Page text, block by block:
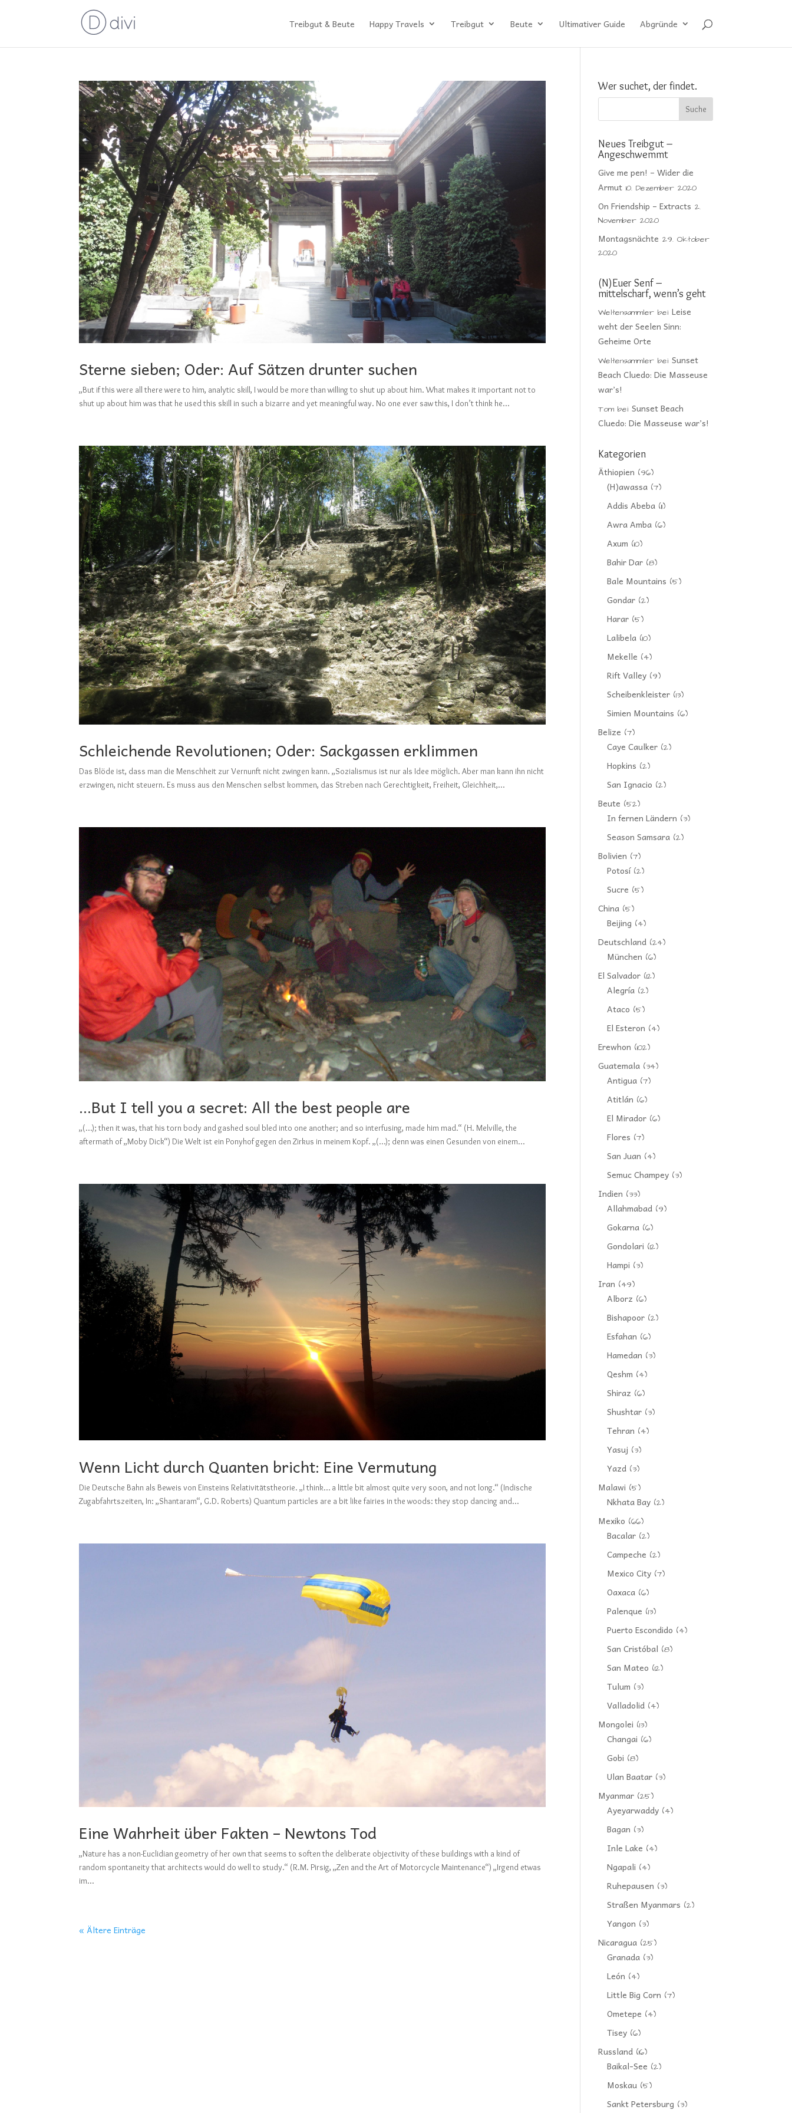
Treibgut & Beute Happy Travels Treibgut Beute Ultimativer Guide Abgründe
Sterne sieben; Oder: Auf Sätzen drunter suchen
„But if this were all there were to him, analytic skill, I would be more than willing to shut up about him. What makes it important not to
shut up about him was that he used this skill in such a bizarre and yet meaningful way. No one ever saw this, I don’t think he...
Schleichende Revolutionen; Oder: Sackgassen erklimmen
Das Blöde ist, dass man die Menschheit zur Vernunft nicht zwingen kann. „Sozialismus ist nur als Idee möglich. Aber man kann ihn nicht
erzwingen, nicht steuern. Es muss aus den Menschen selbst kommen, das Streben nach Gerechtigkeit, Freiheit, Gleichheit,...
…But I tell you a secret: All the best people are
„(…); then it was, that his torn body and gashed soul bled into one another; and so interfusing, made him mad.“ (H. Melville, the
aftermath of „Moby Dick“) Die Welt ist ein Ponyhof gegen den Zirkus in meinem Kopf. „(…); denn was einen Gesunden von einem...
Wenn Licht durch Quanten bricht: Eine Vermutung
Die Deutsche Bahn als Beweis von Einsteins Relativitätstheorie. „I think… a little bit almost quite very soon, and not long.“ (Indische
Zugabfahrtszeiten, In: „Shantaram“, G.D. Roberts) Quantum particles are a bit like fairies in the woods: they stop dancing and...
Eine Wahrheit über Fakten – Newtons Tod
„Nature has a non-Euclidian geometry of her own that seems to soften the deliberate objectivity of these buildings with a kind of
random spontaneity that architects would do well to study.“ (R.M. Pirsig, „Zen and the Art of Motorcycle Maintenance“) „Irgend etwas
im...
« Ältere Einträge
Wer suchet, der findet.
Neues Treibgut –
Angeschwemmt
Give me pen! – Wider die
Armut 10. Dezember 2020
On Friendship – Extracts 2.
November 2020
Montagsnächte 29. Oktober
2020
(N)Euer Senf –
mittelscharf, wenn’s geht
Weltensammler beiLeise
weht der Seelen Sinn:
Geheime Orte
Weltensammler beiSunset
Beach Cluedo: Die Masseuse
war’s!
Tom beiSunset Beach
Cluedo: Die Masseuse war’s!
Kategorien
Äthiopien (96)
(H)awassa (7)
Addis Abeba (11)
Awra Amba (6)
Axum (10)
Bahir Dar (8)
Bale Mountains (5)
Gondar (2)
Harar (5)
Lalibela (10)
Mekelle (4)
Rift Valley (9)
Scheibenkleister (13)
Simien Mountains (6)
Belize (7)
Caye Caulker (2)
Hopkins (2)
San Ignacio (2)
Beute (52)
In fernen Ländern (3)
Season Samsara (2)
Bolivien (7)
Potosí(2)
Sucre (5)
China (5)
Beijing (4)
Deutschland (24)
München (6)
El Salvador (12)
Alegría (2)
Ataco (5)
El Esteron (4)
Erewhon (102)
Guatemala (34)
Antigua (7)
Atitlán (6)
El Mirador (6)
Flores (7)
San Juan (4)
Semuc Champey (3)
Indien (33)
Allahmabad (9)
Gokarna (6)
Gondolari (12)
Hampi (3)
Iran (49)
Alborz (6)
Bishapoor (2)
Esfahan (6)
Hamedan (3)
Qeshm (4)
Shiraz (6)
Shushtar (3)
Tehran (4)
Yasuj (3)
Yazd (3)
Malawi (5)
Nkhata Bay (2)
Mexiko (66)
Bacalar (2)
Campeche (2)
Mexico City (7)
Oaxaca (6)
Palenque (13)
Puerto Escondido (4)
San Cristóbal (8)
San Mateo (12)
Tulum (3)
Valladolid (4)
Mongolei (13)
Changai (6)
Gobi (8)
Ulan Baatar (3)
Myanmar (25)
Ayeyarwaddy (4)
Bagan (3)
Inle Lake (4)
Ngapali (4)
Ruhepausen (3)
Straßen Myanmars (2)
Yangon (3)
Nicaragua (25)
Granada (3)
León (4)
Little Big Corn (7)
Ometepe (4)
Tisey (6)
Russland (16)
Baikal-See (2)
Moskau (5)
Sankt Petersburg (3)